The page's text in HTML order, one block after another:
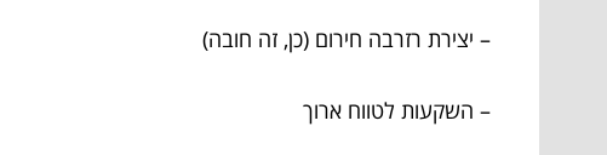
– יצירת רזרבה חירום (כן, זה חובה)
– השקעות לטווח ארוך